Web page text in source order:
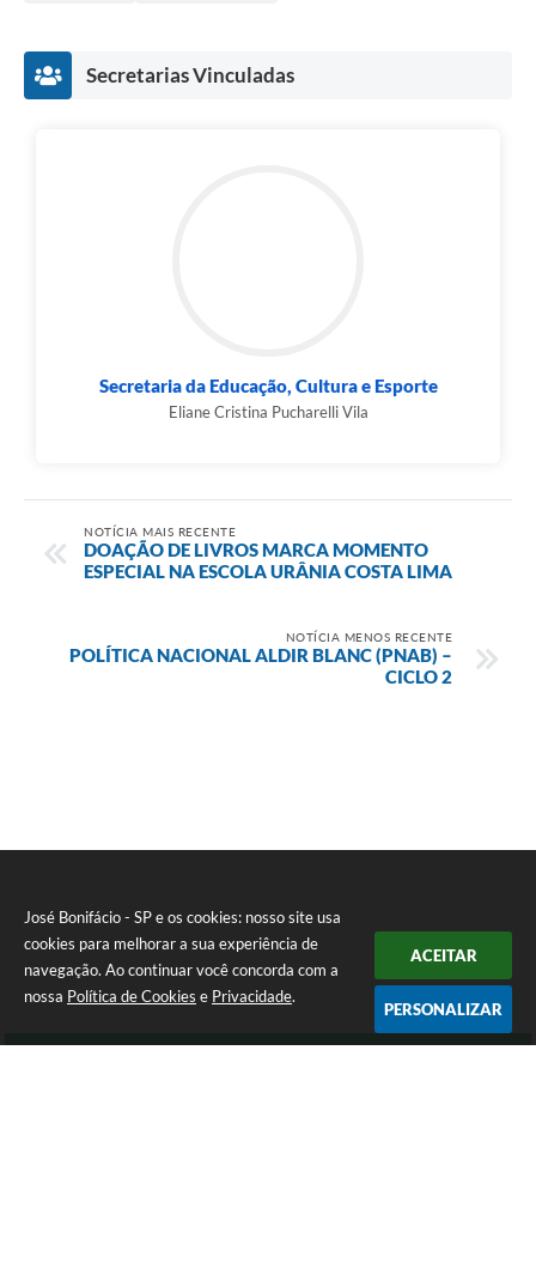
José Bonifácio - SP e os cookies: nosso site usa
cookies para melhorar a sua experiência de
navegação. Ao continuar você concorda com a
nossa Política de Cookies e Privacidade.
ACEITAR
PERSONALIZAR
Secretarias Vinculadas
Secretaria da Educação, Cultura e Esporte
Eliane Cristina Pucharelli Vila
NOTÍCIA MAIS RECENTE
DOAÇÃO DE LIVROS MARCA MOMENTO
ESPECIAL NA ESCOLA URÂNIA COSTA LIMA
NOTÍCIA MENOS RECENTE
POLÍTICA NACIONAL ALDIR BLANC (PNAB) –
CICLO 2